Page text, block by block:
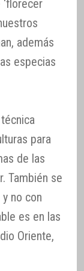
además
especias
para
de las
También se
no con
es en las
Oriente,